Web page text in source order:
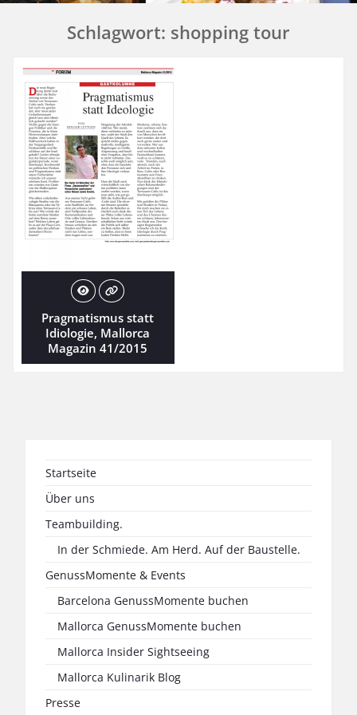
Schlagwort: shopping tour
Pragmatismus statt
Idiologie, Mallorca
Magazin 41/2015
Startseite
Über uns
Teambuilding.
In der Schmiede. Am Herd. Auf der Baustelle.
GenussMomente & Events
Barcelona GenussMomente buchen
Mallorca GenussMomente buchen
Mallorca Insider Sightseeing
Mallorca Kulinarik Blog
Presse